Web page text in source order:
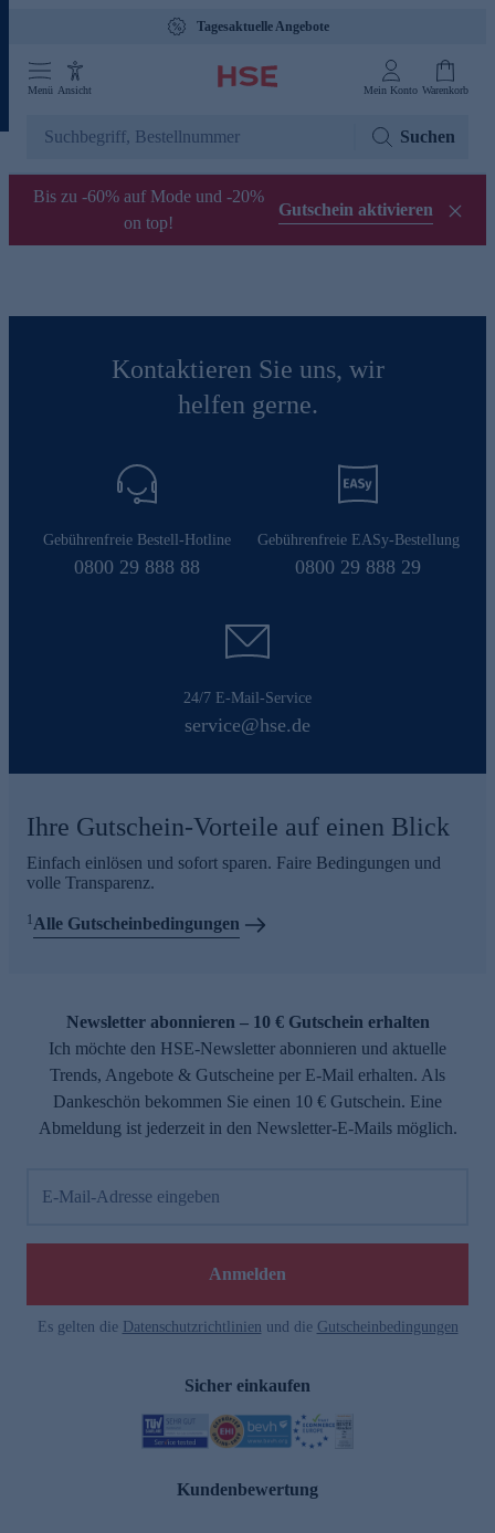
Tagesaktuelle Angebote
Menü Ansicht Mein Konto Warenkorb
Suchen
Bis zu -60% auf Mode und -20%
on top!
Gutschein aktivieren
Kontaktieren Sie uns, wir
helfen gerne.
Gebührenfreie Bestell-Hotline
0800 29 888 88
Gebührenfreie EASy-Bestellung
0800 29 888 29
24/7 E-Mail-Service
service@hse.de
Ihre Gutschein-Vorteile auf einen Blick
Einfach einlösen und sofort sparen. Faire Bedingungen und
volle Transparenz.
1Alle Gutscheinbedingungen
Newsletter abonnieren – 10 € Gutschein erhalten
Ich möchte den HSE-Newsletter abonnieren und aktuelle
Trends, Angebote & Gutscheine per E-Mail erhalten. Als
Dankeschön bekommen Sie einen 10 € Gutschein. Eine
Abmeldung ist jederzeit in den Newsletter-E-Mails möglich.
E-Mail-Adresse eingeben
Anmelden
Es gelten die Datenschutzrichtlinien und die Gutscheinbedingungen
Sicher einkaufen
Kundenbewertung